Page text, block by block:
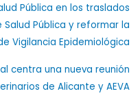
Pública en los traslados
Pública y reformar la
Vigilancia Epidemiológica
centra una nueva reunión
de Alicante y AEVA